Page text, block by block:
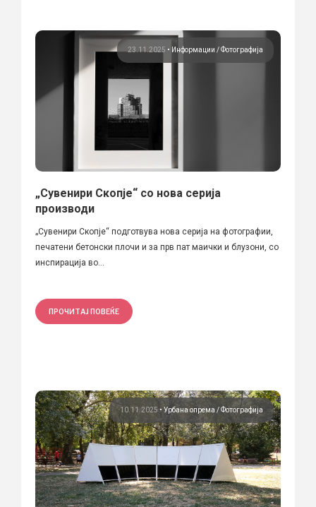
23.11.2025 • Информации Фотографија
„Сувенири Скопје“ со нова серија
производи
„Сувенири Скопје“ подготвува нова серија на фотографии,
печатени бетонски плочи и за прв пат маички и блузони, со
инспирација во...
ПРОЧИТАЈ ПОВЕЌЕ
10.11.2025• Урбана опрема Фотографија